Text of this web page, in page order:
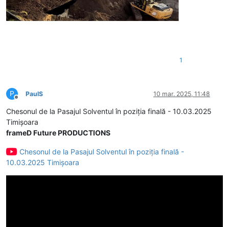
1
P
Deconectat
PaulS 10 mar. 2025, 11:48
Chesonul de la Pasajul Solventul în poziția finală - 10.03.2025
Timișoara
frameD Future PRODUCTIONS
Chesonul de la Pasajul Solventul în poziția finală -
10.03.2025 Timișoara